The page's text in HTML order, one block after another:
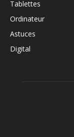
Tablettes
Ordinateur
Astuces
Digital